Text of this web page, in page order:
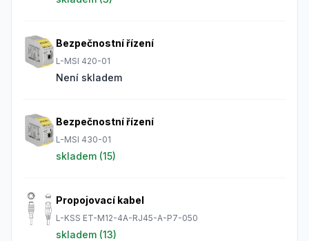
Bezpečnostní řízení
L-MSI 420-01
Není skladem
Bezpečnostní řízení
L-MSI 430-01
skladem (15)
Propojovací kabel
L-KSS ET-M12-4A-RJ45-A-P7-050
skladem (13)